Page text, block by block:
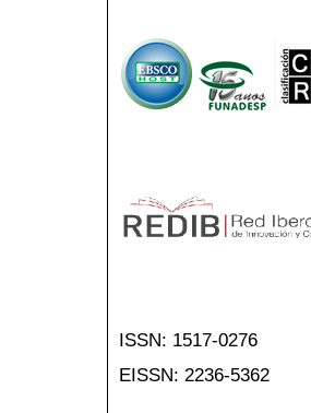
ISSN: 1517-0276
EISSN: 2236-5362